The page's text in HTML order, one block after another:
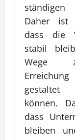
Daher ist
dass die
stabil
Wege
können.
dass
bleiben